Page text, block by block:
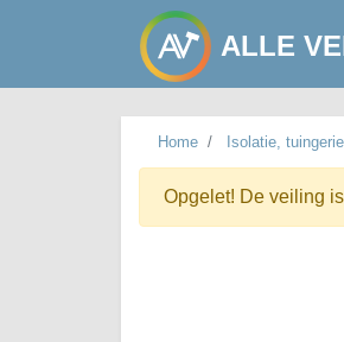
ALLE
Home Isolatie,
Opgelet! De veiling